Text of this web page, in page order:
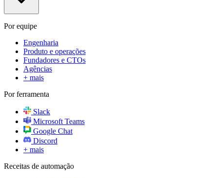
Por equipe
Engenharia
Produto e operações
Fundadores e CTOs
Agências
+ mais
Por ferramenta
Slack
Microsoft Teams
Google Chat
Discord
+ mais
Receitas de automação